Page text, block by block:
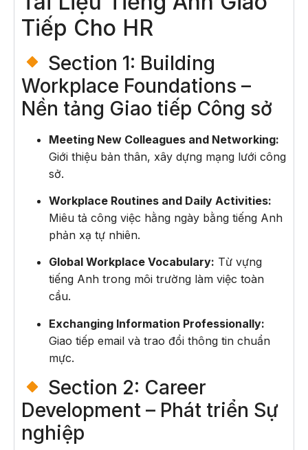
Tiếp Cho HR
Section 1: Building
Workplace Foundations –
Nền tảng Giao tiếp Công sở
Meeting New Colleagues and Networking:
Giới thiệu bản thân, xây dựng mạng lưới công
sở.
Workplace Routines and Daily Activities:
Miêu tả công việc hằng ngày bằng tiếng Anh
phản xạ tự nhiên.
Global Workplace Vocabulary: Từ vựng
tiếng Anh trong môi trường làm việc toàn
cầu.
Exchanging Information Professionally:
Giao tiếp email và trao đổi thông tin chuẩn
mực.
Section 2: Career
Development – Phát triển Sự
nghiệp